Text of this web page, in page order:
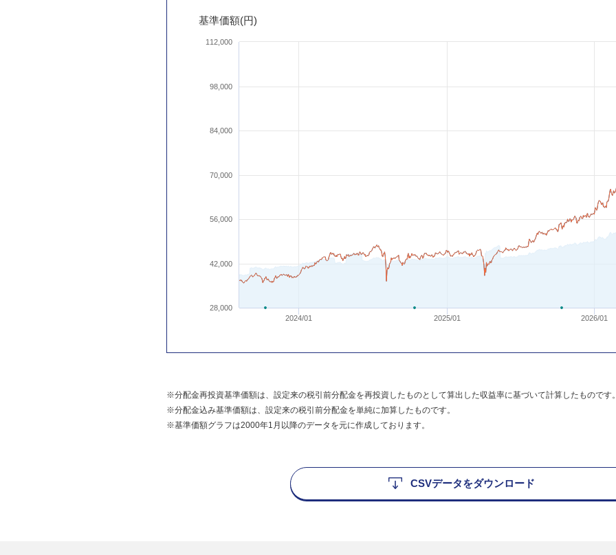
基準価額(円)
2024/01 2025/01 2026/01
28,000
42,000
56,000
70,000
84,000
98,000
112,000
※分配金再投資基準価額は、設定来の税引前分配金を再投資したものとして算出した収益率に基づいて計算したものです
※分配金込み基準価額は、設定来の税引前分配金を単純に加算したものです。
※基準価額グラフは2000年1月以降のデータを元に作成しております。
CSVデータをダウンロード